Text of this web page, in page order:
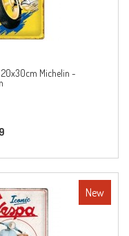
Michelin -
New